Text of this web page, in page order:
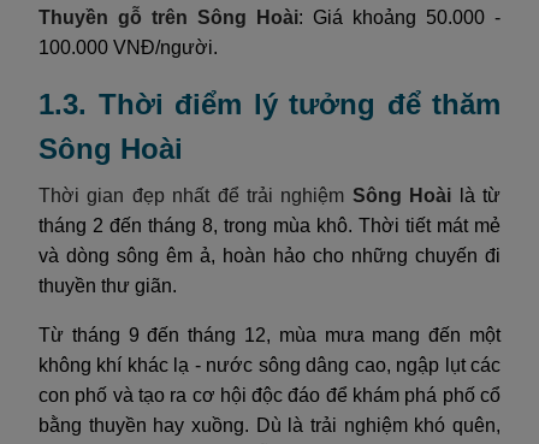
Thuyền gỗ trên Sông Hoài: Giá khoảng 50.000 -
100.000 VNĐ/người.
1.3. Thời điểm lý tưởng để thăm
Sông Hoài
Thời gian đẹp nhất để trải nghiệm Sông Hoài là từ
tháng 2 đến tháng 8, trong mùa khô. Thời tiết mát mẻ
và dòng sông êm ả, hoàn hảo cho những chuyến đi
thuyền thư giãn.
Từ tháng 9 đến tháng 12, mùa mưa mang đến một
không khí khác lạ - nước sông dâng cao, ngập lụt các
con phố và tạo ra cơ hội độc đáo để khám phá phố cổ
bằng thuyền hay xuồng. Dù là trải nghiệm khó quên,